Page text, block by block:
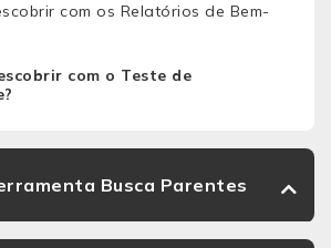
com os Relatórios de Bem-
com o Teste de
Busca Parentes